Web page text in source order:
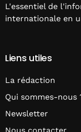
L'essentiel de
internationale en
Liens utiles
La rédaction
Qui sommes-nous
Newsletter